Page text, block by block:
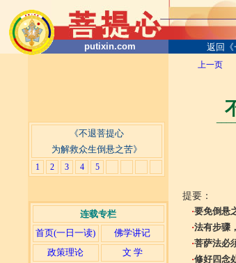
putixin.com 返回《
《不退菩提心
为解救众生倒悬之苦》
1 2 3 4 5
连载专栏
首页(一日一读)
佛学讲记
政策理论
文 学
上一页
提要：
·要免倒悬
·法有步骤
·菩萨法必
·修好四念